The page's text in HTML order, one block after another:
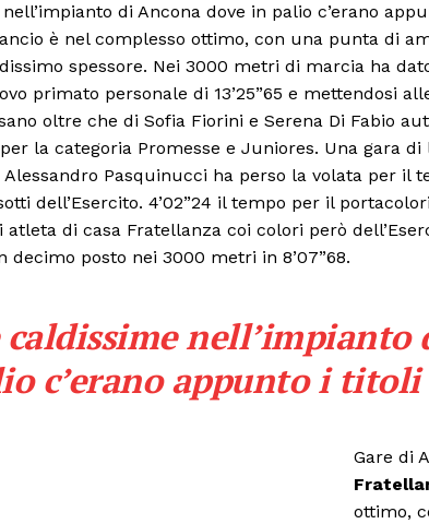
Condividi
di Ancona dove in palio c’erano
è nel complesso ottimo, con una punta di
spessore. Nei 3000 metri di marcia ha
primato personale di 13’25”65 e mettendosi
oltre che di Sofia Fiorini e Serena Di Fabio
la categoria Promesse e Juniores. Una gara
Pasquinucci ha perso la volata per il
dell’Esercito. 4’02”24 il tempo per il
di casa Fratellanza coi colori però
decimo posto nei 3000 metri in 8’07”68.
caldissime nell’impianto
c’erano appunto i
Gare di
ottimo,